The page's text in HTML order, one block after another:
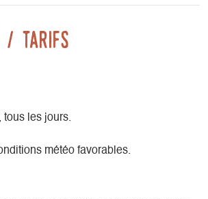
/ tarifs
tous les jours.
météo favorables.